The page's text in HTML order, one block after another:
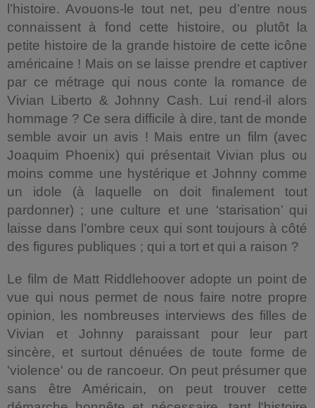
l’histoire. Avouons-le tout net, peu d’entre nous
connaissent à fond cette histoire, ou plutôt la
petite histoire de la grande histoire de cette icône
américaine ! Mais on se laisse prendre et captiver
par ce métrage qui nous conte la romance de
Vivian Liberto & Johnny Cash. Lui rend-il alors
hommage ? Ce sera difficile à dire, tant de monde
semble avoir un avis ! Mais entre un film (avec
Joaquim Phoenix) qui présentait Vivian plus ou
moins comme une hystérique et Johnny comme
un idole (à laquelle on doit finalement tout
pardonner) ; une culture et une ‘starisation’ qui
laisse dans l’ombre ceux qui sont toujours à côté
des figures publiques ; qui a tort et qui a raison ?
Le film de Matt Riddlehoover adopte un point de
vue qui nous permet de nous faire notre propre
opinion, les nombreuses interviews des filles de
Vivian et Johnny paraissant pour leur part
sincère, et surtout dénuées de toute forme de
'violence' ou de rancoeur. On peut présumer que
sans être Américain, on peut trouver cette